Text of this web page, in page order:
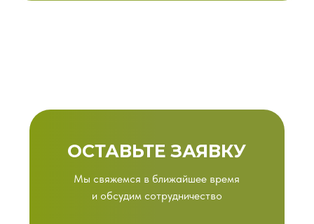
ОСТАВЬТЕ ЗАЯВКУ
Мы свяжемся в ближайшее время
и обсудим сотрудничество